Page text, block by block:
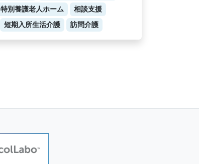
特別養護老人ホーム
相談支援
短期入所生活介護
訪問介護